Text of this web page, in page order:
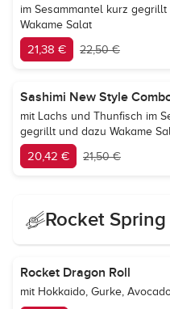
im Sesammantel kurz gegrillt
Wakame Salat
21,38 € 22,50 €
Sashimi New Style
mit Lachs und Thunfisch im
gegrillt und dazu Wakame
20,42 € 21,50 €
Rocket Spring
Rocket Dragon Roll
mit Hokkaido, Gurke,